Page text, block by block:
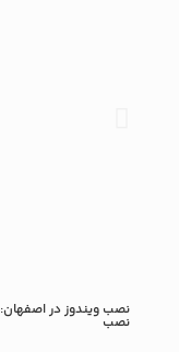
نصب ویندوز در
نصب